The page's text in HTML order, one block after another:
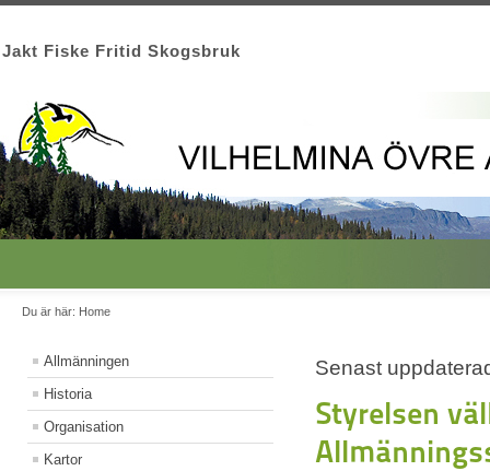
Jakt Fiske Fritid Skogsbruk
Du är här: Home
Allmänningen
Historia
Organisation
Kartor
Senast
Styrelsen